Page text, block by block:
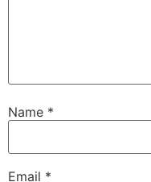
Name *
Email *